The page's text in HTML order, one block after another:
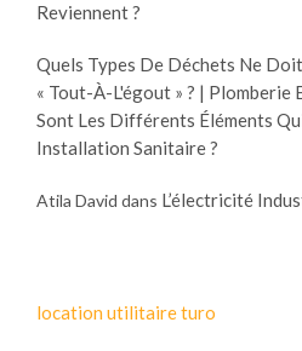
Reviennent ?
Quels Types De Déchets Ne
« Tout-À-L'égout » ? | Plomberie
Sont Les Différents Éléments
Installation Sanitaire ?
Atila David dans L’électricité
location utilitaire turo